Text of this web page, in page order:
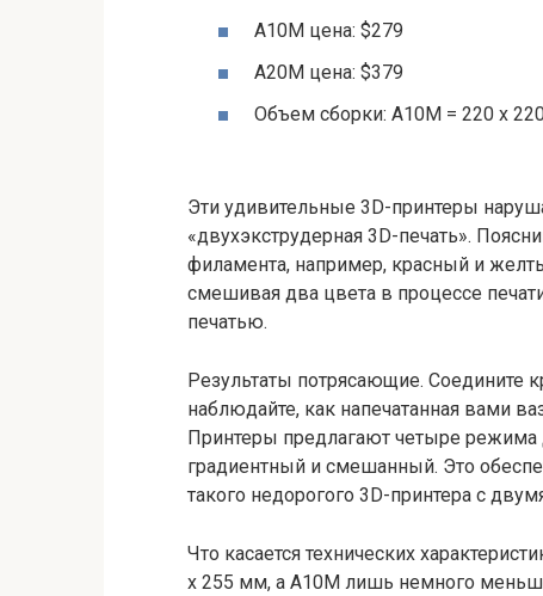
A10M цена: $279
A20M цена: $379
Объем сборки: A10M = 220 x
Эти удивительные 3D-принтеры
«двухэкструдерная 3D-печать».
филамента, например, красный и
смешивая два цвета в процессе
печатью.
Результаты потрясающие. Соедините
наблюдайте, как напечатанная вами
Принтеры предлагают четыре режима
градиентный и смешанный. Это
такого недорогого 3D-принтера с
Что касается технических
x 255 мм, а A10M лишь немного